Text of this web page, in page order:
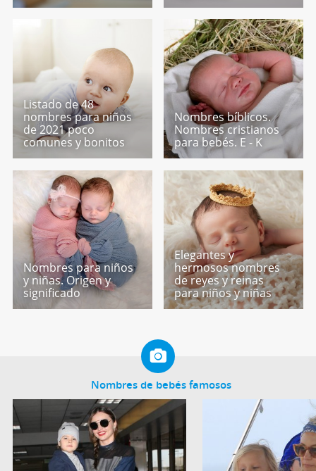
Listado de 48
nombres para niños
de 2021 poco
comunes y bonitos
Nombres bíblicos.
Nombres cristianos
para bebés. E - K
Nombres para niños
y niñas. Origen y
significado
Elegantes y
hermosos nombres
de reyes y reinas
para niños y niñas
Nombres de bebés famosos